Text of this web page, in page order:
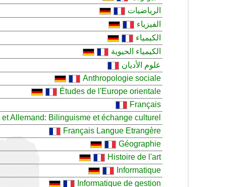
الرياضيات
الفيزياء
الكيمياء
الكيمياء الحيوية
علوم الأديان
Anthropologie sociale
Études de l'Europe orientale
Français
et Allemand: Bilinguisme et échange culturel
Français Langue Etrangère
Géographie
Histoire de l'art
Informatique
Informatique de gestion